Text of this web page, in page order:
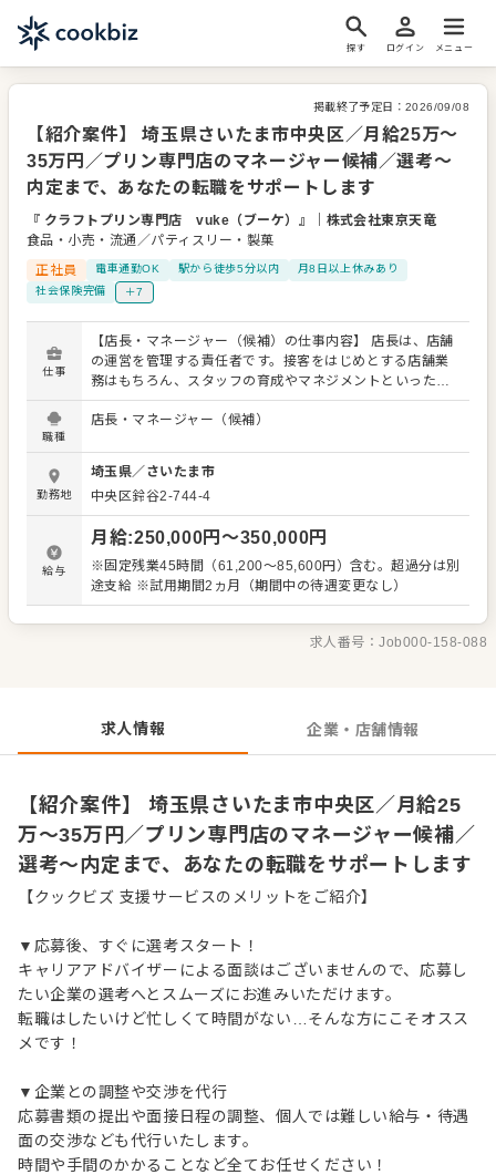
探す ログイン メニュー
掲載終了予定日： 2026/09/08
【紹介案件】 埼玉県さいたま市中央区／月給25万～
35万円／プリン専門店のマネージャー候補／選考～
内定まで、あなたの転職をサポートします
『 クラフトプリン専門店 vuke（ブーケ）』
株式会社東京天竜
食品・小売・流通／パティスリー・製菓
正社員
電車通勤OK 駅から徒歩5分以内
月8日以上休みあり
社会保険完備
＋7
仕事
【店長・マネージャー（候補）の仕事内容】 店長は、店舗
の運営を管理する責任者です。接客をはじめとする店舗業
務はもちろん、スタッフの育成やマネジメントといった重
要な役割を担います。メインとなるのは、販促イベントや
キャンペーンの企画なども含め、売上に繋げていくことで
あなたならではのアイデアを積極的に発信してください。
【具体的には…】 ・ホール、キッチンの全体管理 ・予約管
理、電話対応 ・接客、サービス全般 ・売上管理、在庫管理
・スタッフの育成やマネジメント、シフト管理 など 入社
後はスキルに合わせた業務からお任せしますので、徐々に
仕事の幅を広げていきましょう。成長をしっかりサポート
しますので、経験に関わらず安心してスタートできる環境
職種
店長・マネージャー（候補）
勤務地
埼玉県／ さいたま市
中央区鈴谷2-744-4
給与
月給:250,000円〜350,000円
※固定残業45時間（61,200～85,600円）含む。超過分は別
途支給 ※試用期間2ヵ月（期間中の待遇変更なし）
求人番号：Job000-158-088
求人情報 企業・店舗情報
【紹介案件】 埼玉県さいたま市中央区／月給25
万～35万円／プリン専門店のマネージャー候補／
選考～内定まで、あなたの転職をサポートします
【クックビズ 支援サービスのメリットをご紹介】
▼応募後、すぐに選考スタート！
キャリアアドバイザーによる面談はございませんので、応募し
たい企業の選考へとスムーズにお進みいただけます。
転職はしたいけど忙しくて時間がない…そんな方にこそオスス
メです！
▼企業との調整や交渉を代行
応募書類の提出や面接日程の調整、個人では難しい給与・待遇
面の交渉なども代行いたします。
時間や手間のかかることなど全てお任せください！